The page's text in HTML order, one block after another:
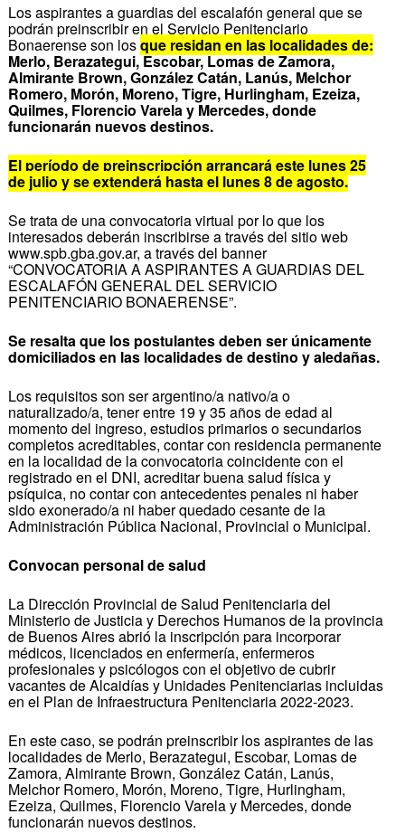
Los aspirantes a guardias del escalafón general que se
podrán preinscribir en el Servicio Penitenciario
Bonaerense son losque residan en las localidades de:
Merlo, Berazategui, Escobar, Lomas de Zamora,
Almirante Brown, González Catán, Lanús, Melchor
Romero, Morón, Moreno, Tigre, Hurlingham, Ezeiza,
Quilmes, Florencio Varela y Mercedes, donde
funcionarán nuevos destinos.
El período de preinscripción arrancará este lunes 25
de julio y se extenderá hasta el lunes 8 de agosto.
Se trata de una convocatoria virtual por lo que los
interesados deberán inscribirse a través del sitio web
www.spb.gba.gov.ar, a través del banner
“CONVOCATORIA A ASPIRANTES A GUARDIAS DEL
ESCALAFÓN GENERAL DEL SERVICIO
PENITENCIARIO BONAERENSE”.
Se resalta que los postulantes deben ser únicamente
domiciliados en las localidades de destino y aledañas.
Los requisitos son ser argentino/a nativo/a o
naturalizado/a, tener entre 19 y 35 años de edad al
momento del ingreso, estudios primarios o secundarios
completos acreditables, contar con residencia permanente
en la localidad de la convocatoria coincidente con el
registrado en el DNI, acreditar buena salud física y
psíquica, no contar con antecedentes penales ni haber
sido exonerado/a ni haber quedado cesante de la
Administración Pública Nacional, Provincial o Municipal.
Convocan personal de salud
La Dirección Provincial de Salud Penitenciaria del
Ministerio de Justicia y Derechos Humanos de la provincia
de Buenos Aires abrió la inscripción para incorporar
médicos, licenciados en enfermería, enfermeros
profesionales y psicólogos con el objetivo de cubrir
vacantes de Alcaidías y Unidades Penitenciarias incluidas
en el Plan de Infraestructura Penitenciaria 2022-2023.
En este caso, se podrán preinscribir los aspirantes de las
localidades de Merlo, Berazategui, Escobar, Lomas de
Zamora, Almirante Brown, González Catán, Lanús,
Melchor Romero, Morón, Moreno, Tigre, Hurlingham,
Ezeiza, Quilmes, Florencio Varela y Mercedes, donde
funcionarán nuevos destinos.